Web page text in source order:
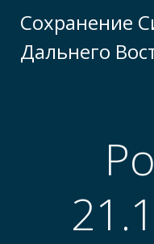
Сохранение
Дальнего